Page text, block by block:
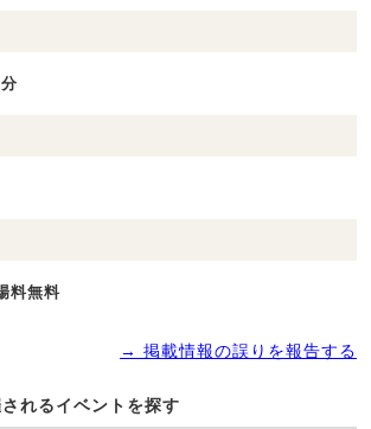
料無料
→ 掲載情報の誤りを報告する
れるイベントを探す